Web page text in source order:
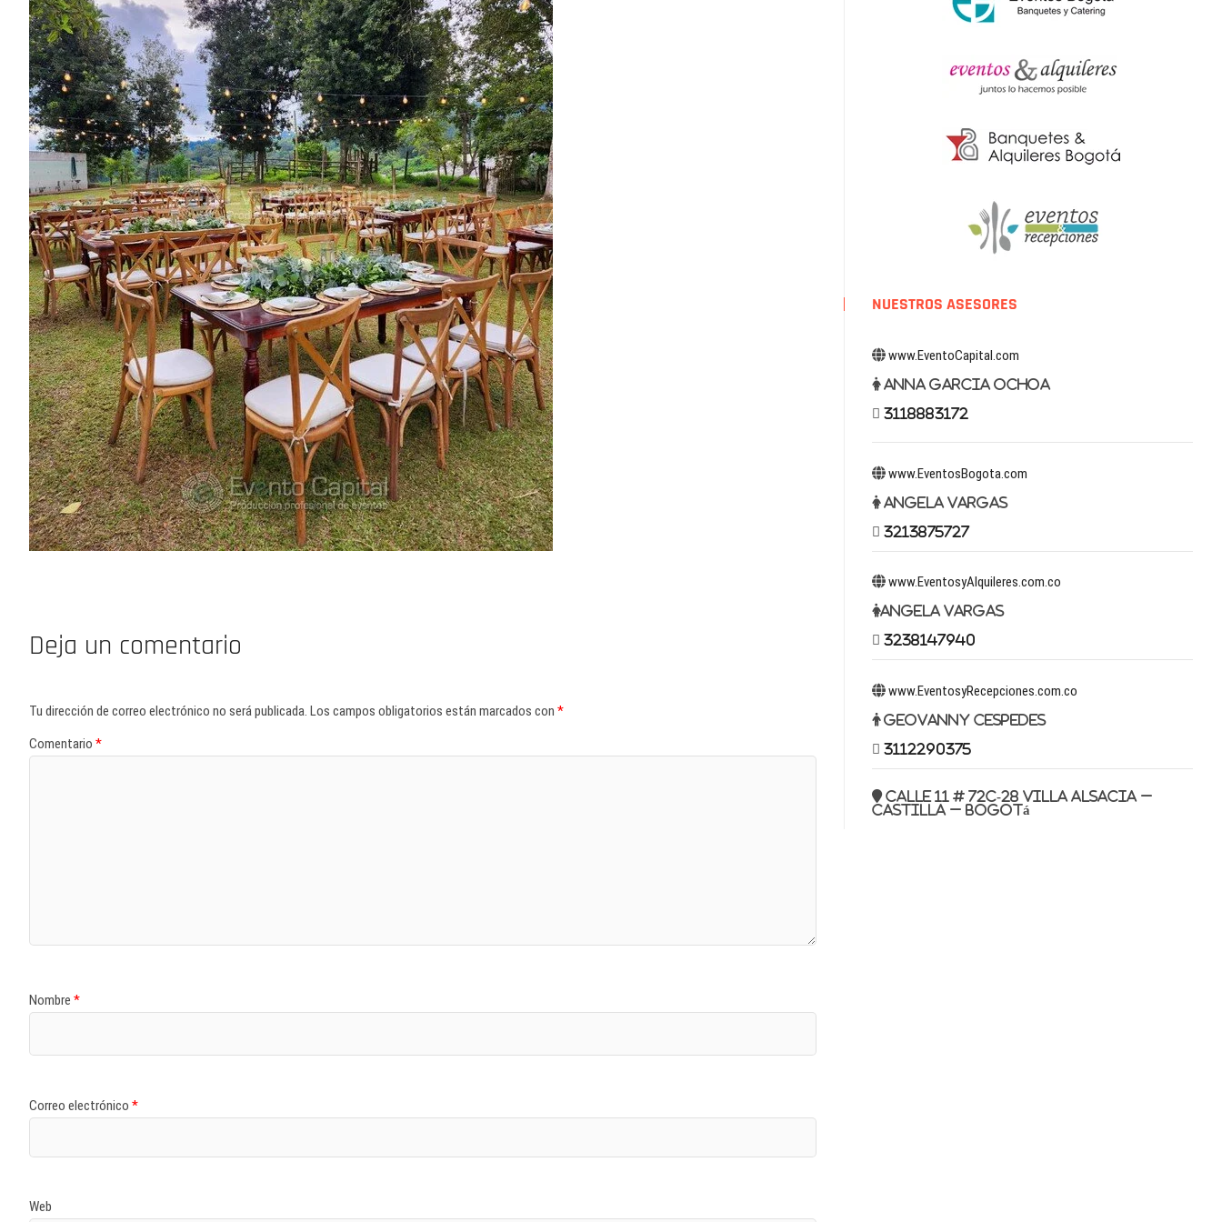
Deja un comentario
Tu dirección de correo electrónico no será publicada. Los campos obligatorios están marcados con *
Comentario *
Nombre *
Correo electrónico *
Web
NUESTROS ASESORES
www.EventoCapital.com
Anna Garcia Ochoa
3118883172
www.EventosBogota.com
Angela Vargas
3213875727
www.EventosyAlquileres.com.co
Angela Vargas
3238147940
www.EventosyRecepciones.com.co
Geovanny Cespedes
3112290375
Calle 11 # 72c-28 Villa Alsacia –
Castilla – Bogotá